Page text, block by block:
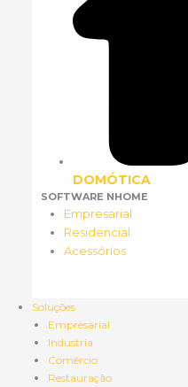
DOMÓTICA
SOFTWARE NHOME
Empresarial
Residencial
Acessórios
Soluções
Empresarial
Industria
Comércio
Restauração